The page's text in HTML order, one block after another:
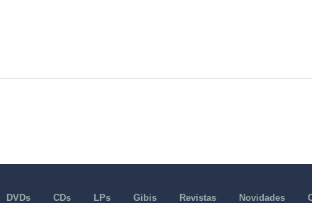
DVDs CDs LPs Gibis Revistas Novidades